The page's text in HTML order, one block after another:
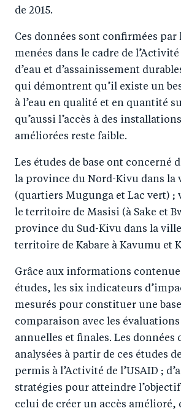
de 2015.
Ces données sont confirmées par
menées dans le cadre de l’Activité
d’eau et d’assainissement
qui démontrent qu’il existe un
à l’eau en qualité et en quantité
qu’aussi l’accès à des
améliorées reste faible.
Les études de base ont concerné
la province du Nord-Kivu dans la
(quartiers Mugunga et Lac vert) ;
le territoire de Masisi (à Sake et
province du Sud-Kivu dans la
territoire de Kabare à Kavumu et
Grâce aux informations
études, les six indicateurs
mesurés pour constituer une
comparaison avec les
annuelles et finales. Les données
analysées à partir de ces études
permis à l’Activité de l’USAID ;
stratégies pour atteindre
celui de créer un accès amélioré,